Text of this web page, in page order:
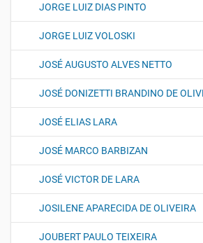
JORGE LUIZ DIAS PINTO
JORGE LUIZ VOLOSKI
JOSÉ AUGUSTO ALVES NETTO
JOSÉ DONIZETTI BRANDINO DE
JOSÉ ELIAS LARA
JOSÉ MARCO BARBIZAN
JOSÉ VICTOR DE LARA
JOSILENE APARECIDA DE OLIVEIRA
JOUBERT PAULO TEIXEIRA